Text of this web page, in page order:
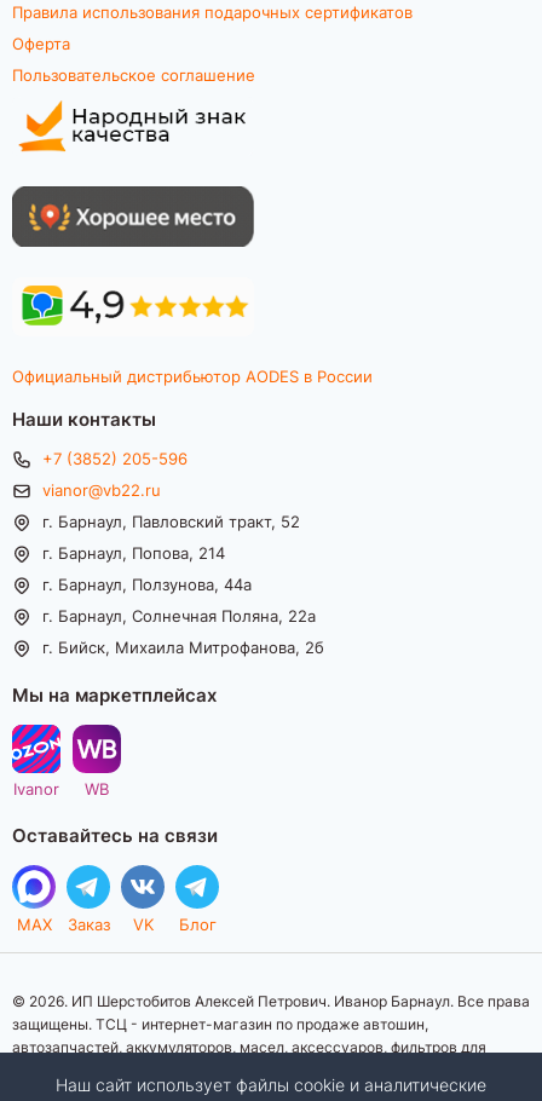
Правила использования подарочных сертификатов
Оферта
Пользовательское соглашение
Официальный дистрибьютор AODES в России
Наши контакты
+7 (3852) 205-596
vianor@vb22.ru
г. Барнаул, Павловский тракт, 52
г. Барнаул, Попова, 214
г. Барнаул, Ползунова, 44а
г. Барнаул, Солнечная Поляна, 22а
г. Бийск, Михаила Митрофанова, 2б
Мы на маркетплейсах
Ivanor WB
Оставайтесь на связи
MAX Заказ VK Блог
© 2026. ИП Шерстобитов Алексей Петрович. Иванор Барнаул. Все права
защищены. ТСЦ - интернет-магазин по продаже автошин,
автозапчастей, аккумуляторов, масел, аксессуаров, фильтров для
информационный характер. Представленная информация о товарах, их
Наш сайт использует файлы cookie и аналитические